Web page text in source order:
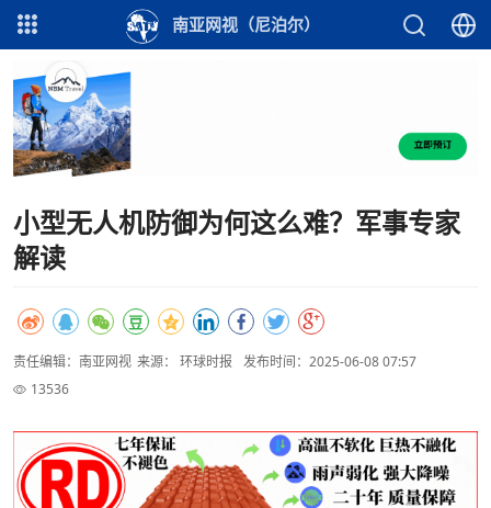
南亚网视（尼泊尔）
小型无人机防御为何这么难？军事专家
解读
责任编辑：南亚网视 来源： 环球时报
发布时间：2025-06-08 07:57
13536